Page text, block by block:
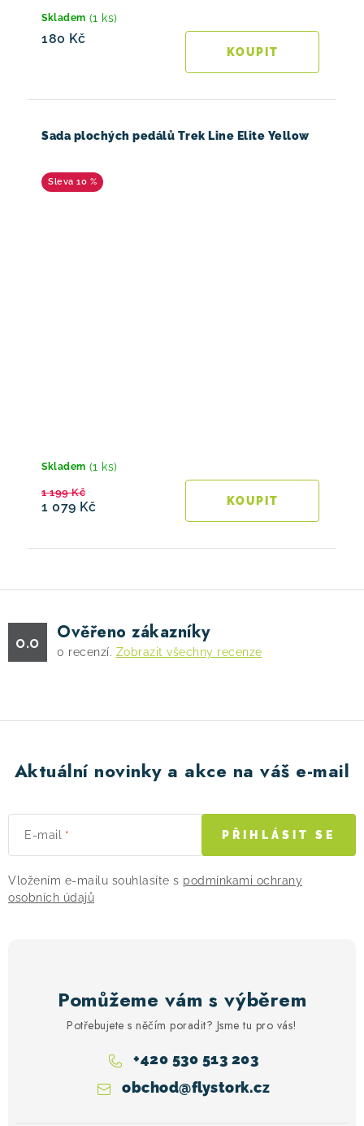
Skladem (1 ks)
180 Kč
Sada plochých pedálů Trek Line Elite Yellow
10 %
Skladem (1 ks)
1 079 Kč
1 199 Kč
0.0 Ověřeno zákazníky
0 recenzí. Zobrazit všechny recenze
Aktuální novinky a akce na váš e-mail
E-mail
Vložením e-mailu souhlasíte s podmínkami ochrany
osobních údajů
PŘIHLÁSIT SE
Pomůžeme vám s výběrem
Potřebujete s něčím poradit? Jsme tu pro vás!
obchod@flystork.cz
+420 530 513 203